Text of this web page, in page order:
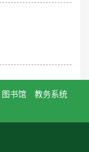
图书馆
教务系统